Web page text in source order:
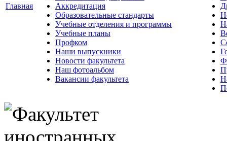
Главная
Аккредитация
Образовательные стандарты
Учебные отделения и программы
Учебные планы
Профком
Наши выпускники
Новости факультета
Наш фотоальбом
Вакансии факультета